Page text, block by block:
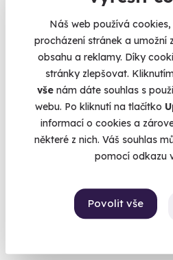
Náš web používá
procházení stránek a umožní
obsahu a reklamy. Díky
stránky zlepšovat.
vše nám dáte souhlas s
webu. Po kliknutí na tlačítko
informací o cookies a
některé z nich. Váš souhlas
pomocí odkazu
Povolit vše
Královská thajská masáž
Zažijte umění staré přes dva tisíce